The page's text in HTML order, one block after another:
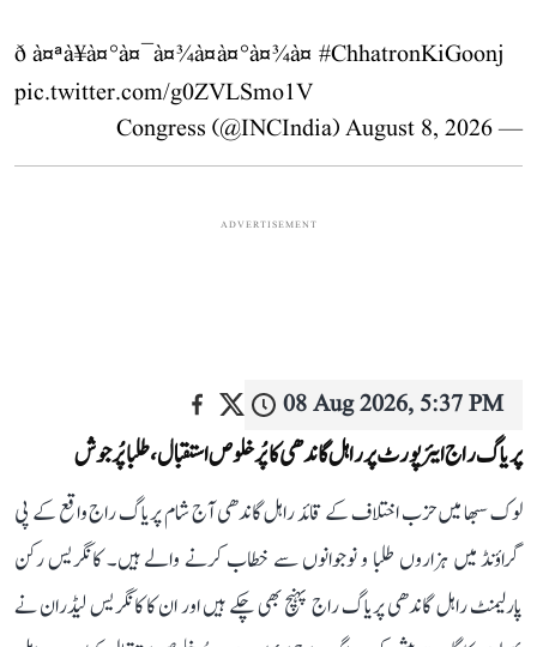
ð à¤ªà¥à¤°à¤¯à¤¾à¤à¤°à¤¾à¤ #ChhatronKiGoonj
pic.twitter.com/g0ZVLSmo1V
— Congress (@INCIndia)
August 8, 2026
ADVERTISEMENT
08 Aug 2026, 5:37 PM
پریاگ راج ایئرپورٹ پر راہل گاندھی کا پُرخلوص استقبال، طلبا پُرجوش
لوک سبھا میں حزب اختلاف کے قائد راہل گاندھی آج شام پریاگ راج واقع کے پی
گراؤنڈ میں ہزاروں طلبا و نوجوانوں سے خطاب کرنے والے ہیں۔ کانگریس رکن
پارلیمنٹ راہل گاندھی پریاگ راج پہنچ بھی چکے ہیں اور ان کا کانگریس لیڈران نے